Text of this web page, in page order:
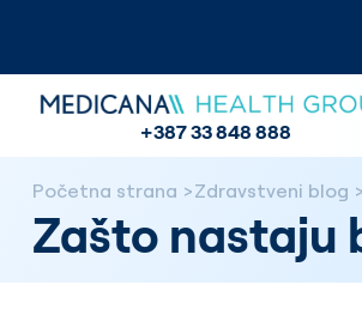
+387 33 848 888
Početna strana Zdravstveni blog
Zašto nastaju